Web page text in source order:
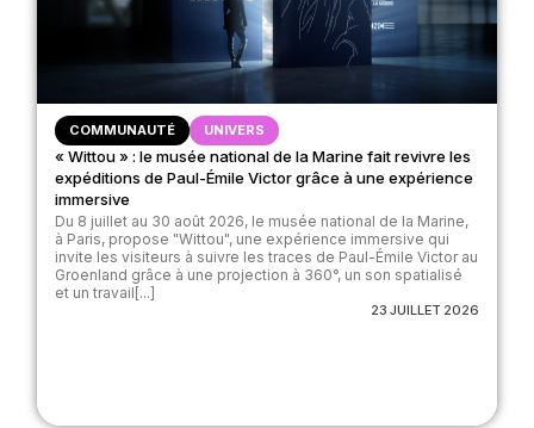
COMMUNAUTÉ UNIVERS
« Wittou » : le musée national de la Marine fait revivre les
expéditions de Paul-Émile Victor grâce à une expérience
immersive
Du 8 juillet au 30 août 2026, le musée national de la Marine,
à Paris, propose "Wittou", une expérience immersive qui
invite les visiteurs à suivre les traces de Paul-Émile Victor au
Groenland grâce à une projection à 360°, un son spatialisé
et un travail[...]
23 JUILLET 2026